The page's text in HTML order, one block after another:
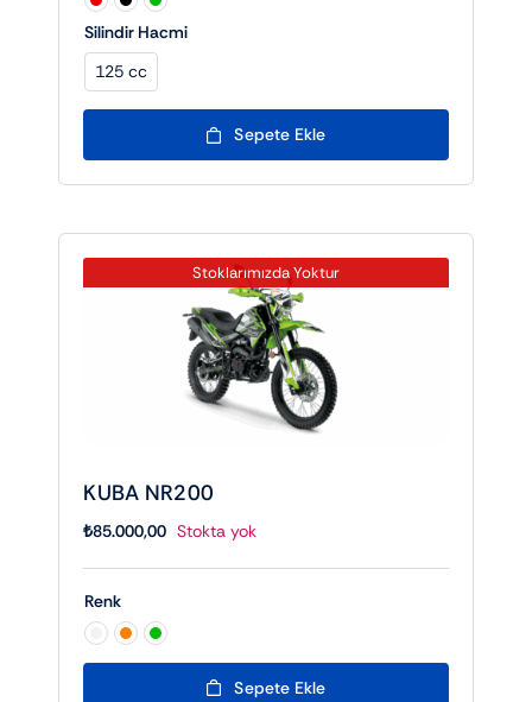
Silindir Hacmi
125 cc
Sepete Ekle
Stoklarımızda Yoktur
KUBA NR200
₺85.000,00 Stokta yok
Renk
Sepete Ekle